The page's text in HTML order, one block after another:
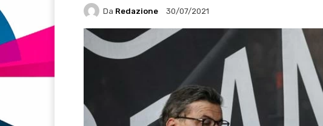
Da Redazione 30/07/2021